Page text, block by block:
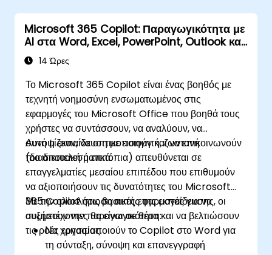
Microsoft 365 Copilot: Παραγωγικότητα με
AI στα Word, Excel, PowerPoint, Outlook και
Teams14 Ώρες
Το Microsoft 365 Copilot είναι ένας βοηθός με
τεχνητή νοημοσύνη ενσωματωμένος στις
εφαρμογές του Microsoft Office που βοηθά τους
χρήστες να συντάσσουν, να αναλύουν, να
συνοψίζουν, να οπτικοποιούν και να επικοινωνούν
πιο αποτελεσματικά.
Αυτή η εκπαίδευση με εισηγητή, ζωντανή
(διαδικτυακή ή επιτόπια) απευθύνεται σε
επαγγελματίες μεσαίου επιπέδου που επιθυμούν
να αξιοποιήσουν τις δυνατότητες του Microsoft
365 Copilot στις βασικές εφαρμογές για να
αυξήσουν την παραγωγικότητα και να βελτιώσουν
τις ροές εργασίας.
Με την ολοκλήρωση αυτής της εκπαίδευσης, οι
συμμετέχοντες θα είναι σε θέση:
Να χρησιμοποιούν το Copilot στο Word για
τη σύνταξη, σύνοψη και επανεγγραφή